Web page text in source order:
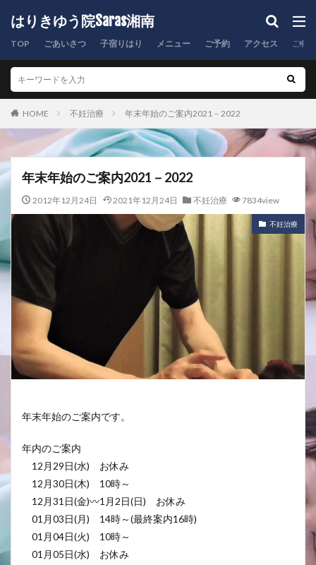
はりきゆう院Saras湘南
TOP ごあいさつ 子宿りはり メニュー ご予約 アクセス ご質
HOME 不妊治療 年末年始のご案内2021－2022
年末年始のご案内2021－2022
2012年12月24日 2021年12月24日 不妊治療 7834view
不妊治療
年末年始のご案内です。
年内のご案内
12月29日(水) お休み
12月30日(木) 10時～
12月31日(金)〰1月2日(日) お休み
01月03日(月) 14時～(最終案内16時)
01月04日(火) 10時～
01月05日(水) お休み